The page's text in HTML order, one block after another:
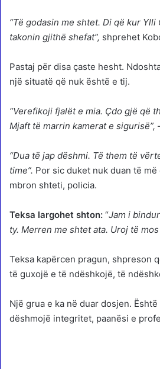
“Të godasin me shtet. Di që kur Ylli
takonin gjithë shefat”, shprehet
Pastaj për disa çaste hesht.
një situatë që nuk është e tij.
“Verefikoji fjalët e mia. Çdo gjë që
Mjaft të marrin kamerat e sigurisë”,
“Dua të jap dëshmi. Të them të
time”. Por sic duket nuk duan të
mbron shteti, policia.
Teksa largohet shton: “Jam i
ty. Merren me shtet ata. Uroj të
Teksa kapërcen pragun, shpreson
të guxojë e të ndëshkojë, të
Një grua e ka në duar dosjen.
dëshmojë integritet, paanësi e